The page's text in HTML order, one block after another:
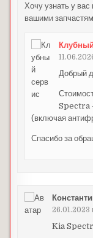
Хочу узнать у
вашими
Добрый
Spectra
(включая
Спасибо за
26.01.2023
Kia